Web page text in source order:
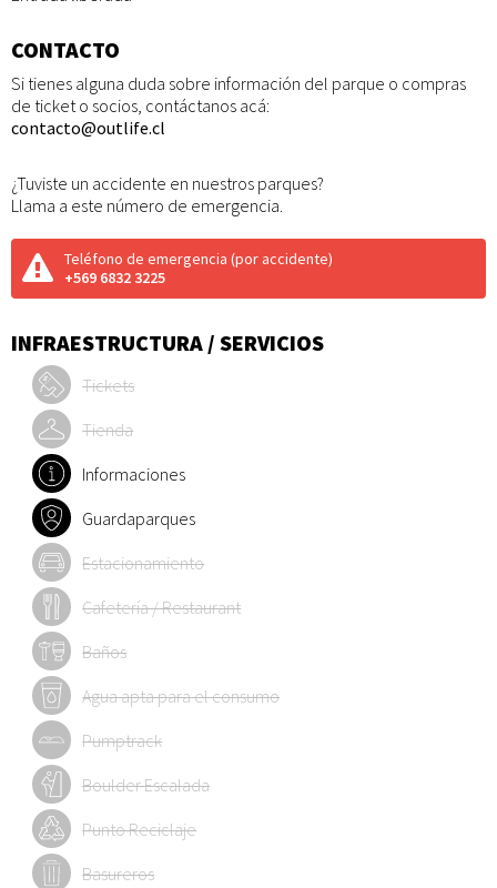
CONTACTO
Si tienes alguna duda sobre información del parque o compras
de ticket o socios, contáctanos acá:
contacto@outlife.cl
¿Tuviste un accidente en nuestros parques?
Llama a este número de emergencia.
Teléfono de emergencia (por accidente)
+569 6832 3225
INFRAESTRUCTURA / SERVICIOS
Tickets
Tienda
Informaciones
Guardaparques
Estacionamiento
Cafetería / Restaurant
Baños
Agua apta para el consumo
Pumptrack
Boulder Escalada
Punto Reciclaje
Basureros